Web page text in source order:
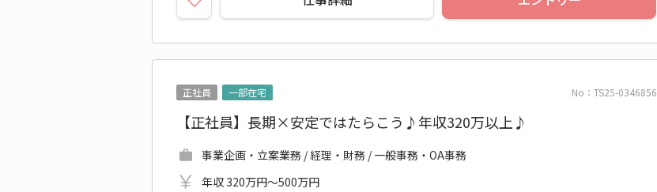
No：TS25-0346856
正社員 一部在宅
【正社員】長期×安定ではたらこう♪年収320万以上♪
事業企画・立案業務 / 経理・財務 / 一般事務・OA事務
年収 320万円～500万円